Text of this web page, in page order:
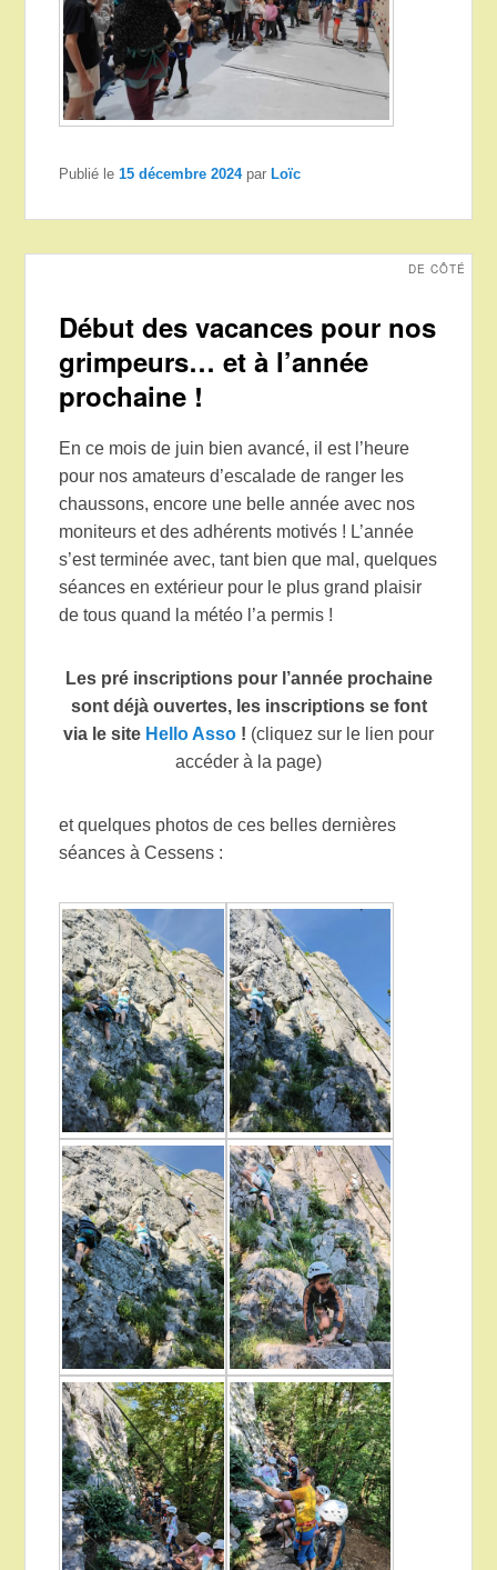
Publié le15 décembre 2024 par Loïc
DE CÔTÉ
Début des vacances pour nos
grimpeurs… et à l’année
prochaine !
En ce mois de juin bien avancé, il est l’heure
pour nos amateurs d’escalade de ranger les
chaussons, encore une belle année avec nos
moniteurs et des adhérents motivés ! L’année
s’est terminée avec, tant bien que mal, quelques
séances en extérieur pour le plus grand plaisir
de tous quand la météo l’a permis !
Les pré inscriptions pour l’année prochaine
sont déjà ouvertes, les inscriptions se font
via le site Hello Asso ! (cliquez sur le lien pour
accéder à la page)
et quelques photos de ces belles dernières
séances à Cessens :